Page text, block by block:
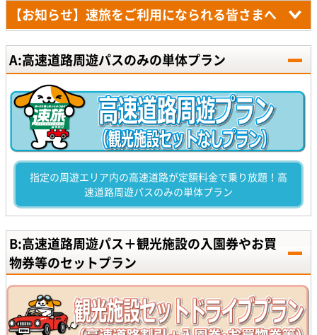
【お知らせ】速旅をご利用になられる皆さまへ
A:高速道路周遊パスのみの単体プラン
指定の周遊エリア内の高速道路が定額料金で乗り放題！高
速道路周遊パスのみの単体プラン
B:高速道路周遊パス＋観光施設の入園券やお買
物券等のセットプラン